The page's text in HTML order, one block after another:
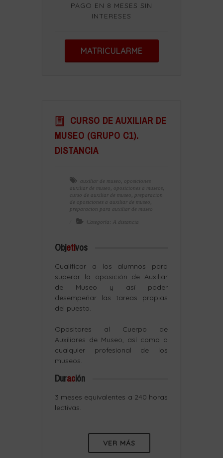
PAGO EN 8 MESES SIN
INTERESES
MATRICULARME
CURSO DE AUXILIAR DE
MUSEO (GRUPO C1).
DISTANCIA
auxiliar de museo
oposiciones
auxiliar de museo
oposiciones a museos
curso de auxiliar de museo
preparacion
de oposiciones a auxiliar de museo
preparacion para auxiliar de museo
Categoría: A distancia
Objetivos
Cualificar a los alumnos para
superar la oposición de Auxiliar
de Museo y así poder
desempeñar las tareas propias
del puesto.
Opositores al Cuerpo de
Auxiliares de Museo, así como a
cualquier profesional de los
museos.
Duración
3 meses equivalentes a 240 horas
lectivas.
VER MÁS